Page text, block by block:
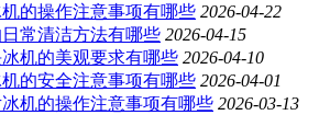
的操作注意事项有哪些 2026-04-22
常清洁方法有哪些 2026-04-15
机的美观要求有哪些 2026-04-10
的安全注意事项有哪些 2026-04-01
机的操作注意事项有哪些 2026-03-13